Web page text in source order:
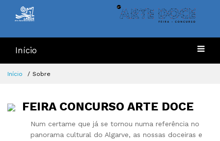
Início
Início Sobre
FEIRA CONCURSO ARTE DOCE
Num certame que já se tornou numa referência no
panorama cultural do Algarve, as nossas doceiras e